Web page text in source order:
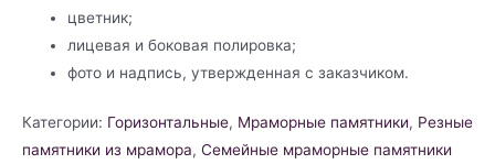
цветник;
лицевая и боковая полировка;
фото и надпись, утвержденная с заказчиком.
Категории: Горизонтальные, Мраморные памятники, Резные
памятники из мрамора, Семейные мраморные памятники